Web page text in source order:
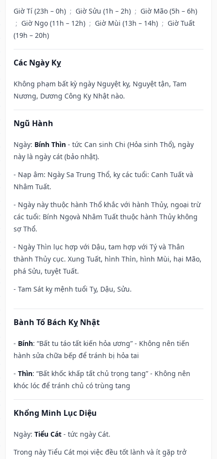
Giờ Tí (23h – 0h) ; Giờ Sửu (1h – 2h) ; Giờ Mão (5h – 6h)
; Giờ Ngọ (11h – 12h) ; Giờ Mùi (13h – 14h) ; Giờ Tuất
(19h – 20h)
Các Ngày Kỵ
Không phạm bất kỳ ngày Nguyệt kỵ, Nguyệt tận, Tam
Nương, Dương Công Kỵ Nhật nào.
Ngũ Hành
Ngày: Bính Thìn - tức Can sinh Chi (Hỏa sinh Thổ), ngày
này là ngày cát (bảo nhật).
- Nạp âm: Ngày Sa Trung Thổ, kỵ các tuổi: Canh Tuất và
Nhâm Tuất.
- Ngày này thuộc hành Thổ khắc với hành Thủy, ngoại trừ
các tuổi: Bính Ngọvà Nhâm Tuất thuộc hành Thủy không
sợ Thổ.
- Ngày Thìn lục hợp với Dậu, tam hợp với Tý và Thân
thành Thủy cục. Xung Tuất, hình Thìn, hình Mùi, hại Mão,
phá Sửu, tuyệt Tuất.
- Tam Sát kỵ mệnh tuổi Tỵ, Dậu, Sửu.
Bành Tổ Bách Kỵ Nhật
- Bính: “Bất tu táo tất kiến hỏa ương” - Không nên tiến
hành sửa chữa bếp để tránh bị hỏa tai
- Thìn: “Bất khốc khấp tất chủ trọng tang” - Không nên
khóc lóc để tránh chủ có trùng tang
Khổng Minh Lục Diệu
Ngày: Tiểu Cát - tức ngày Cát.
Trong này Tiểu Cát mọi việc đều tốt lành và ít gặp trở